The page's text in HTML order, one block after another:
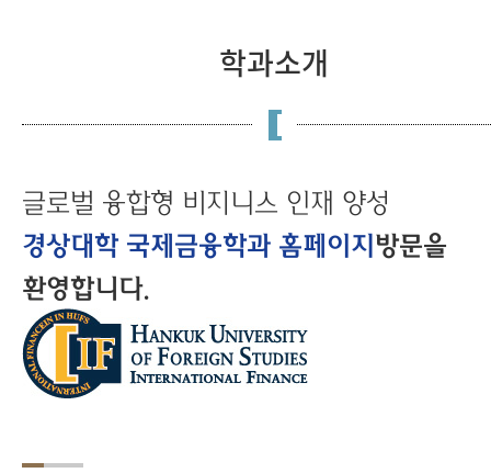
학과소개
글로벌 융합형 비지니스 인재 양성
경상대학 국제금융학과 홈페이지 방문을
환영합니다.